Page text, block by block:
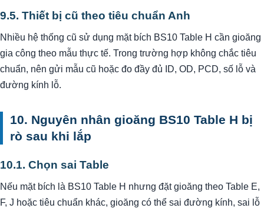
9.5. Thiết bị cũ theo tiêu chuẩn Anh
Nhiều hệ thống cũ sử dụng mặt bích BS10 Table H cần gioăng
gia công theo mẫu thực tế. Trong trường hợp không chắc tiêu
chuẩn, nên gửi mẫu cũ hoặc đo đầy đủ ID, OD, PCD, số lỗ và
đường kính lỗ.
10. Nguyên nhân gioăng BS10 Table H bị
rò sau khi lắp
10.1. Chọn sai Table
Nếu mặt bích là BS10 Table H nhưng đặt gioăng theo Table E,
F, J hoặc tiêu chuẩn khác, gioăng có thể sai đường kính, sai lỗ